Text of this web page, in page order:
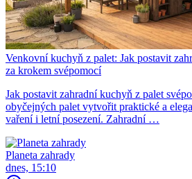
Venkovní kuchyň z palet: Jak postavit
za krokem svépomocí
Jak postavit zahradní kuchyň z palet
obyčejných palet vytvořit praktické a
vaření i letní posezení. Zahradní …
Planeta zahrady
dnes, 15:10